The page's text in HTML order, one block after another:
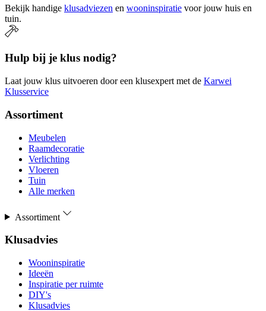
Bekijk handige klusadviezen en wooninspiratie voor jouw huis en
tuin.
Hulp bij je klus nodig?
Laat jouw klus uitvoeren door een klusexpert met de Karwei
Klusservice
Assortiment
Meubelen
Raamdecoratie
Verlichting
Vloeren
Tuin
Alle merken
Assortiment
Klusadvies
Wooninspiratie
Ideeën
Inspiratie per ruimte
DIY's
Klusadvies